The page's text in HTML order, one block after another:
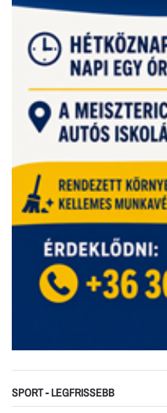
SPORT - LEGFRISSEBB